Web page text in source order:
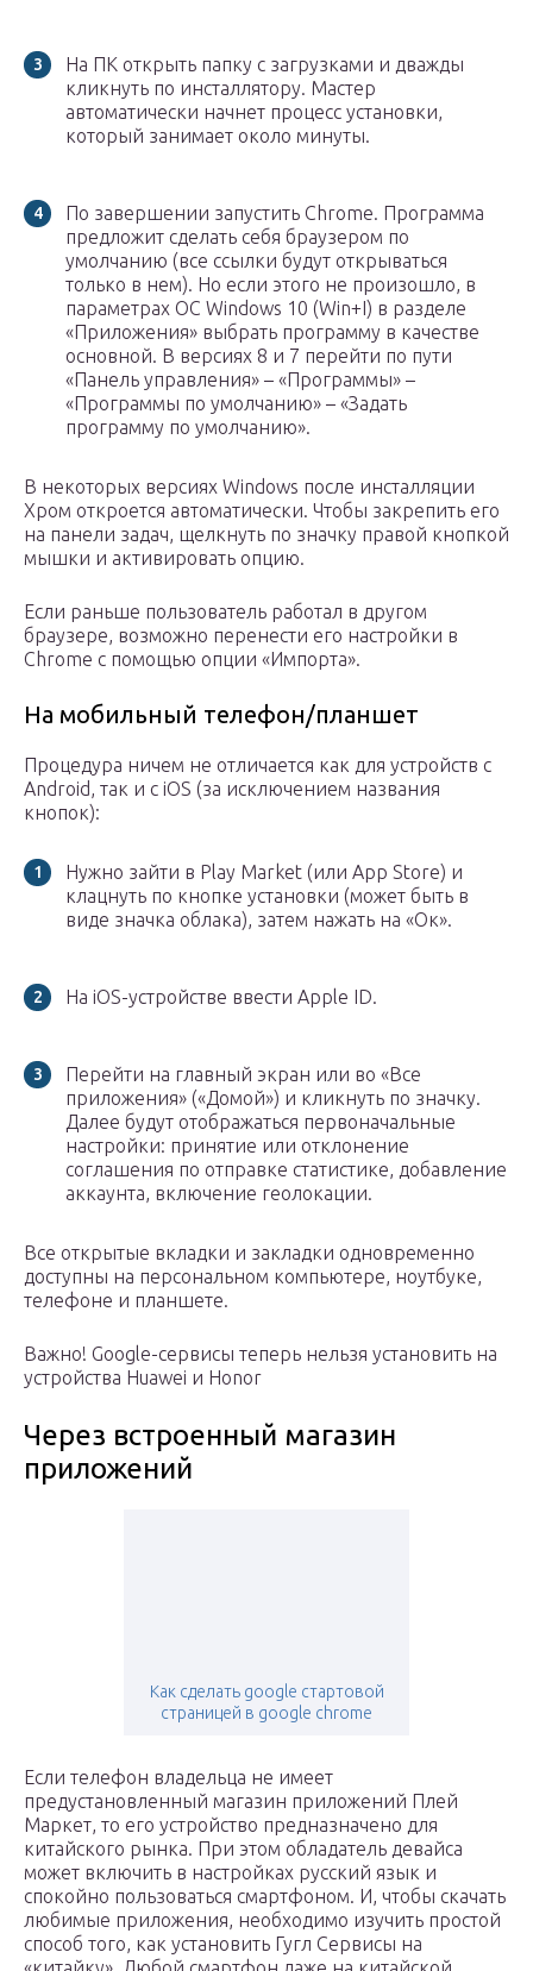
На ПК открыть папку с загрузками и дважды
кликнуть по инсталлятору. Мастер
автоматически начнет процесс установки,
который занимает около минуты.
По завершении запустить Chrome. Программа
предложит сделать себя браузером по
умолчанию (все ссылки будут открываться
только в нем). Но если этого не произошло, в
параметрах ОС Windows 10 (Win+I) в разделе
«Приложения» выбрать программу в качестве
основной. В версиях 8 и 7 перейти по пути
«Панель управления» – «Программы» –
«Программы по умолчанию» – «Задать
программу по умолчанию».
В некоторых версиях Windows после инсталляции
Хром откроется автоматически. Чтобы закрепить его
на панели задач, щелкнуть по значку правой кнопкой
мышки и активировать опцию.
Если раньше пользователь работал в другом
браузере, возможно перенести его настройки в
Chrome с помощью опции «Импорта».
На мобильный телефон/планшет
Процедура ничем не отличается как для устройств с
Android, так и с iOS (за исключением названия
кнопок):
Нужно зайти в Play Market (или App Store) и
клацнуть по кнопке установки (может быть в
виде значка облака), затем нажать на «Ок».
На iOS-устройстве ввести Apple ID.
Перейти на главный экран или во «Все
приложения» («Домой») и кликнуть по значку.
Далее будут отображаться первоначальные
настройки: принятие или отклонение
соглашения по отправке статистике, добавление
аккаунта, включение геолокации.
Все открытые вкладки и закладки одновременно
доступны на персональном компьютере, ноутбуке,
телефоне и планшете.
Важно! Google-сервисы теперь нельзя установить на
устройства Huawei и Honor
Через встроенный магазин
приложений
Как сделать google стартовой
страницей в google chrome
Если телефон владельца не имеет
предустановленный магазин приложений Плей
Маркет, то его устройство предназначено для
китайского рынка. При этом обладатель девайса
может включить в настройках русский язык и
спокойно пользоваться смартфоном. И, чтобы скачать
любимые приложения, необходимо изучить простой
способ того, как установить Гугл Сервисы на